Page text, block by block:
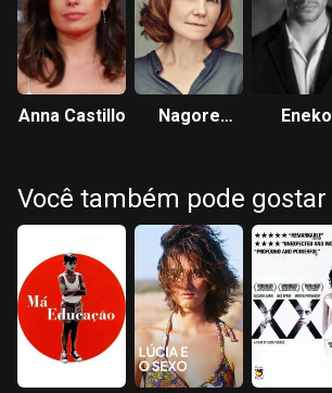
Anna Castillo
Nagore
Eneko
Você também pode gostar